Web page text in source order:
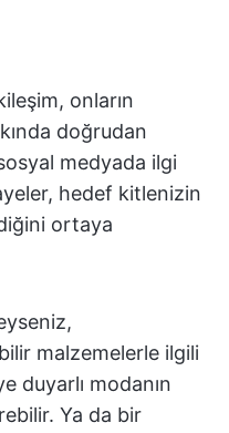
onların
doğrudan
medyada ilgi
hedef kitlenizin
ortaya
malzemelerle ilgili
duyarlı modanın
Ya da bir